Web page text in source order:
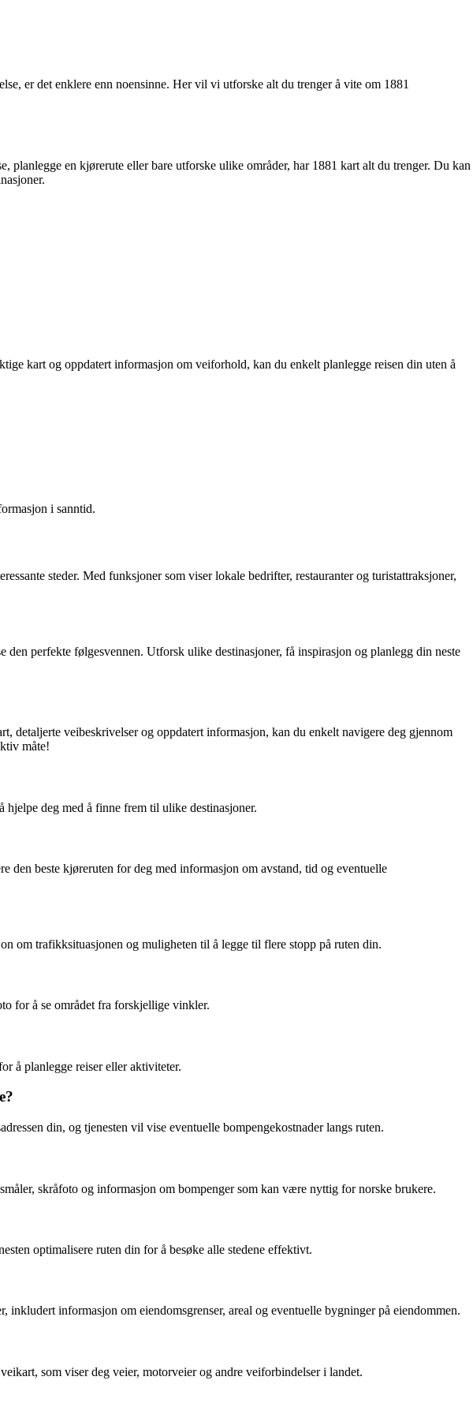
er det enklere enn noensinne. Her vil vi utforske alt du trenger å vite om 1881
en kjørerute eller bare utforske ulike områder, har 1881 kart alt du trenger. Du kan
kart og oppdatert informasjon om veiforhold, kan du enkelt planlegge reisen din uten å
i sanntid.
steder. Med funksjoner som viser lokale bedrifter, restauranter og turistattraksjoner,
perfekte følgesvennen. Utforsk ulike destinasjoner, få inspirasjon og planlegg din neste
detaljerte veibeskrivelser og oppdatert informasjon, kan du enkelt navigere deg gjennom
måte!
hjelpe deg med å finne frem til ulike destinasjoner.
den beste kjøreruten for deg med informasjon om avstand, tid og eventuelle
om trafikksituasjonen og muligheten til å legge til flere stopp på ruten din.
for å se området fra forskjellige vinkler.
å planlegge reiser eller aktiviteter.
din, og tjenesten vil vise eventuelle bompengekostnader langs ruten.
skråfoto og informasjon om bompenger som kan være nyttig for norske brukere.
optimalisere ruten din for å besøke alle stedene effektivt.
informasjon om eiendomsgrenser, areal og eventuelle bygninger på eiendommen.
som viser deg veier, motorveier og andre veiforbindelser i landet.